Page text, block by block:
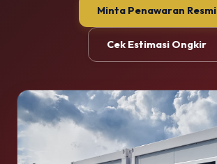
Minta Penawaran Resmi
Cek Estimasi Ongkir